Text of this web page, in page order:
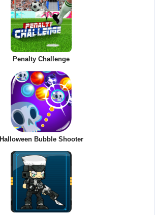
Penalty Challenge
Halloween Bubble Shooter